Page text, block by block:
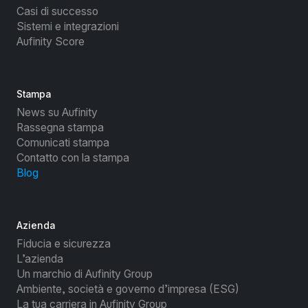
Casi di successo
Sistemi e integrazioni
Aufinity Score
Stampa
News su Aufinity
Rassegna stampa
Comunicati stampa
Contatto con la stampa
Blog
Azienda
Fiducia e sicurezza
L’azienda
Un marchio di Aufinity Group
Ambiente, società e governo d’impresa (ESG)
La tua carriera in Aufinity Group